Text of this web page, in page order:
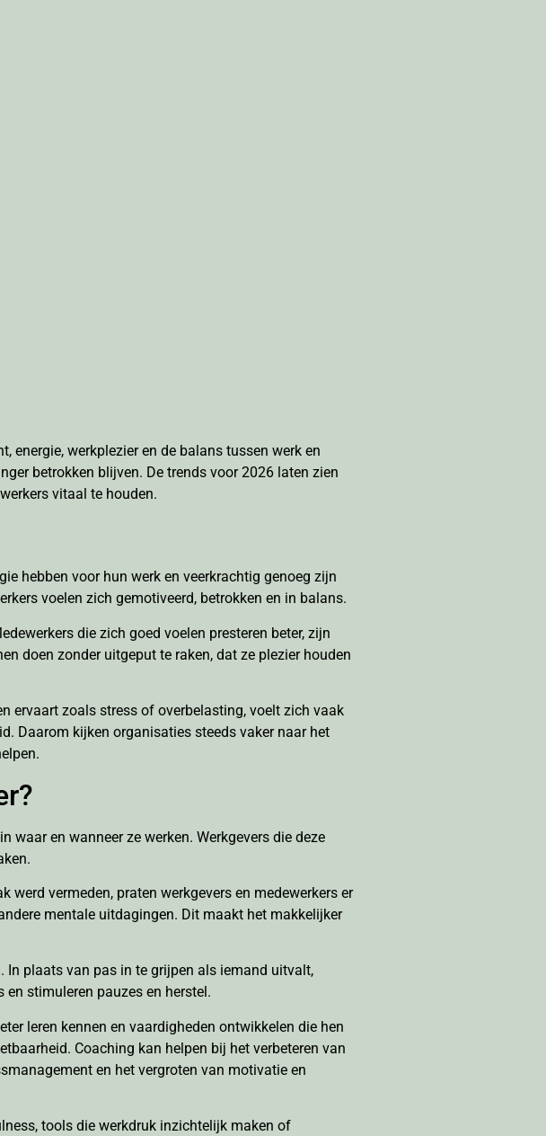
energie, werkplezier en de balans tussen werk en
betrokken blijven. De trends voor 2026 laten zien
vitaal te houden.
hebben voor hun werk en veerkrachtig genoeg zijn
voelen zich gemotiveerd, betrokken en in balans.
die zich goed voelen presteren beter, zijn
doen zonder uitgeput te raken, dat ze plezier houden
ervaart zoals stress of overbelasting, voelt zich vaak
Daarom kijken organisaties steeds vaker naar het
en wanneer ze werken. Werkgevers die deze
werd vermeden, praten werkgevers en medewerkers er
mentale uitdagingen. Dit maakt het makkelijker
. In plaats van pas in te grijpen als iemand uitvalt,
en stimuleren pauzes en herstel.
leren kennen en vaardigheden ontwikkelen die hen
Coaching kan helpen bij het verbeteren van
en het vergroten van motivatie en
tools die werkdruk inzichtelijk maken of